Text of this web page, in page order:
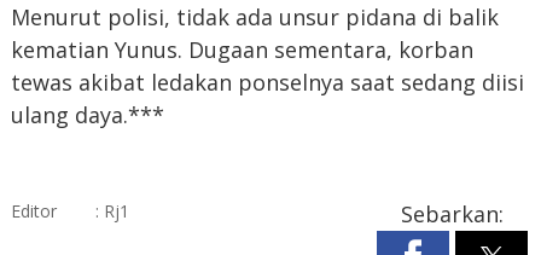
Menurut polisi, tidak ada unsur pidana di balik
kematian Yunus. Dugaan sementara, korban
tewas akibat ledakan ponselnya saat sedang diisi
ulang daya.***
Editor : Rj1 Sebarkan: